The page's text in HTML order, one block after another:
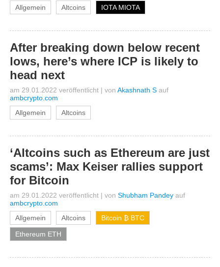
Allgemein
Altcoins IOTA MIOTA
After breaking down below recent
lows, here’s where ICP is likely to
head next
am 29.01.2022 veröffentlicht | von Akashnath S auf
ambcrypto.com
Allgemein
Altcoins
‘Altcoins such as Ethereum are just
scams’: Max Keiser rallies support
for Bitcoin
am 29.01.2022 veröffentlicht | von Shubham Pandey auf
ambcrypto.com
Allgemein
Altcoins Bitcoin ₿ BTC
Ethereum ETH